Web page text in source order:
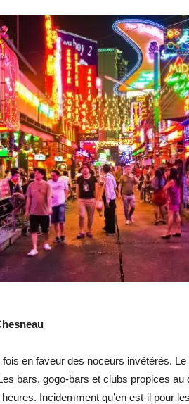
en faveur des noceurs invétérés.
bars, gogo-bars et clubs propices
Incidemment qu’en est-il pour